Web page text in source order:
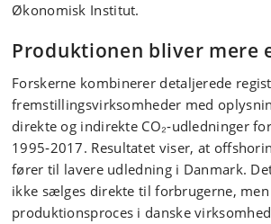
Økonomisk Institut.
Produktionen bliver mere
Forskerne kombinerer detaljerede
fremstillingsvirksomheder med
direkte og indirekte CO₂‑udledninger
1995‑2017. Resultatet viser, at
fører til lavere udledning i Danmark.
ikke sælges direkte til forbrugerne,
produktionsproces i danske